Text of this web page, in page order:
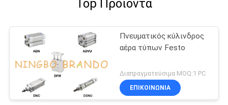
Top Προϊόντα
Πνευματικός κύλινδρος
αέρα τύπων Festo
Διαπραγματεύσιμα MOQ:1 PC
ΕΠΙΚΟΙΝΩΝΙΑ